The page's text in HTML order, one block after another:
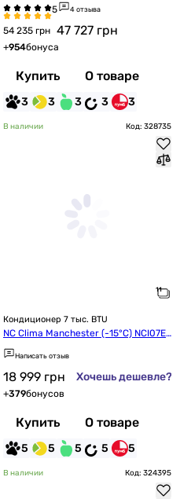
4 отзыва
54 235 грн 47 727 грн
+954бонуса
Купить О товаре
3 3 3 3 3
В наличии Код: 328735
Кондиционер 7 тыс. BTU
NC Clima Manchester (-15°С) NCI07E
HMIw1eu/NCO07EHMIw1eu
Написать отзыв
18 999 грн Хочешь дешевле?
+379бонусов
Купить О товаре
5 5 5 5 5
В наличии Код: 324395